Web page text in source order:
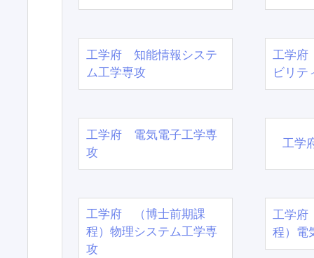
工学府 知能情報システ
ム工学専攻
工学府
ビリテ
工学府 電気電子工学専
攻
工学
工学府 （博士前期課
程）物理システム工学専
攻
工学
程）電